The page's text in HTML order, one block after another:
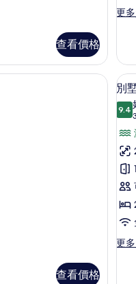
片
查看價格
大
床
的
所
有
相
片
更
更
客
房,
1
張
特
雙
人
床
的
詳
查看價格
顯
示
別
墅,
2
間
臥
室,
私
人
別
9.4
9.4
更
更